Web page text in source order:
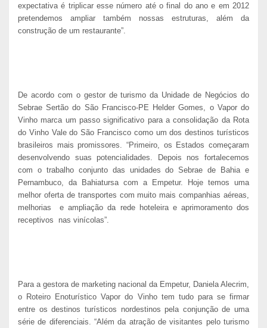
expectativa é triplicar esse número até o final do ano e em 2012
pretendemos ampliar também nossas estruturas, além da
construção de um restaurante”.
De acordo com o gestor de turismo da Unidade de Negócios do
Sebrae Sertão do São Francisco-PE Helder Gomes, o Vapor do
Vinho marca um passo significativo para a consolidação da Rota
do Vinho Vale do São Francisco como um dos destinos turísticos
brasileiros mais promissores. “Primeiro, os Estados começaram
desenvolvendo suas potencialidades. Depois nos fortalecemos
com o trabalho conjunto das unidades do Sebrae de Bahia e
Pernambuco, da Bahiatursa com a Empetur. Hoje temos uma
melhor oferta de transportes com muito mais companhias aéreas,
melhorias
e ampliação da rede hoteleira e aprimoramento dos
receptivos
nas vinícolas”.
Para a gestora de marketing nacional da Empetur, Daniela Alecrim,
o Roteiro Enoturístico Vapor do Vinho tem tudo para se firmar
entre os destinos turísticos nordestinos pela conjunção de uma
série de diferenciais. “Além da atração de visitantes pelo turismo